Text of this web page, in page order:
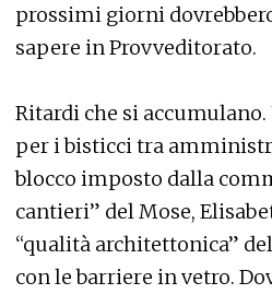
prossimi giorni
sapere in Provveditorato.
Ritardi che si
per i bisticci tra
blocco imposto dalla
cantieri” del Mose,
“qualità architettonica”
con le barriere in vetro.